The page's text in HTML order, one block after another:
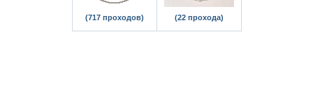
(717 проходов) (22 прохода)